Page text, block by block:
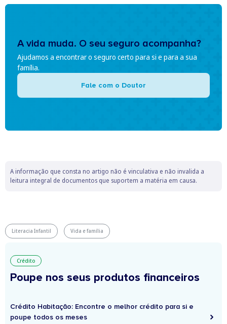
A vida muda. O seu seguro acompanha?
Ajudamos a encontrar o seguro certo para si e para a sua
família.
Fale com o Doutor
A informação que consta no artigo não é vinculativa e não invalida a
leitura integral de documentos que suportem a matéria em causa.
Literacia Infantil Vida e família
Crédito
Poupe nos seus produtos financeiros
Crédito Habitação: Encontre o melhor crédito para si e
poupe todos os meses